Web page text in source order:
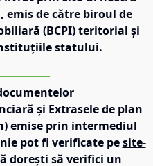
emis de către biroul de
(BCPI) teritorial și
statului.
și Extrasele de plan
emise prin intermediul
pot fi verificate pe site-
dorești să verifici un